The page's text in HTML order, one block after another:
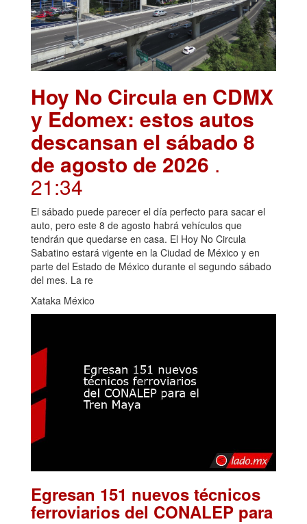
Hoy No Circula en CDMX
y Edomex: estos autos
descansan el sábado 8
de agosto de 2026 .
21:34
El sábado puede parecer el día perfecto para sacar el
auto, pero este 8 de agosto habrá vehículos que
tendrán que quedarse en casa. El Hoy No Circula
Sabatino estará vigente en la Ciudad de México y en
parte del Estado de México durante el segundo sábado
del mes. La re
Xataka México
Egresan 151 nuevos técnicos
ferroviarios del CONALEP para